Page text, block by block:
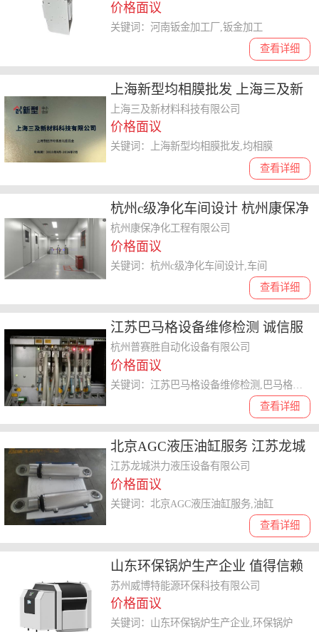
价格面议
查看详细
关键词：河南钣金加工厂,钣金加工
上海新型均相膜批发 上海三及新
材料供应
上海三及新材料科技有限公司
价格面议
查看详细
关键词：上海新型均相膜批发,均相膜
杭州c级净化车间设计 杭州康保净
化工程供应
杭州康保净化工程有限公司
价格面议
查看详细
关键词：杭州c级净化车间设计,车间
江苏巴马格设备维修检测 诚信服
务 杭州普赛胜自动化设备供应
杭州普赛胜自动化设备有限公司
价格面议
查看详细
北京AGC液压油缸服务 江苏龙城
洪力液压设备供应
江苏龙城洪力液压设备有限公司
价格面议
查看详细
关键词：北京AGC液压油缸服务,油缸
山东环保锅炉生产企业 值得信赖
苏州威博特能源环保科技供应
苏州威博特能源环保科技有限公司
价格面议
关键词：山东环保锅炉生产企业,环保锅炉